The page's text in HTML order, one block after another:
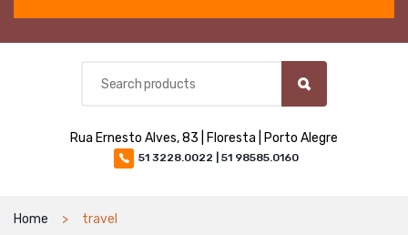
EQUINOS
BOVINOS E OVINOS
MATERIAIS E EQUIPAMENTOS
Rua Ernesto Alves, 83 | Floresta | Porto Alegre
51 3228.0022 | 51 98585.0160
Home travel